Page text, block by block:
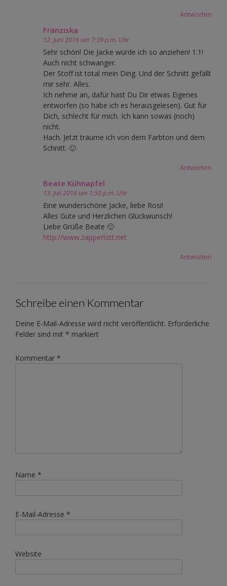
Antworten
Franziska
12. Juni 2016 um 7:39 p.m. Uhr
Sehr schön! Die Jacke würde ich so anziehen! 1:1!
Auch nicht schwanger.
Der Stoff ist total mein Ding. Und der Schnitt gefällt
mir sehr. Alles.
Ich nehme an, dafür hast Du Dir etwas Eigenes
entworfen (so habe ich es herausgelesen). Gut für
Dich, schlecht für mich. Ich kann sowas (noch)
nicht.
Hach. Jetzt träume ich von dem Farbton und dem
Schnitt. 🙂
Antworten
Beate Kühnapfel
13. Juli 2016 um 1:50 p.m. Uhr
Eine wunderschöne Jacke, liebe Rosi!
Alles Gute und Herzlichen Glückwunsch!
Liebe Grüße Beate 🙂
http://www.zapperlott.net
Antworten
Schreibe einen Kommentar
Deine E-Mail-Adresse wird nicht veröffentlicht. Erforderliche
Felder sind mit * markiert
Kommentar *
Name *
E-Mail-Adresse *
Website